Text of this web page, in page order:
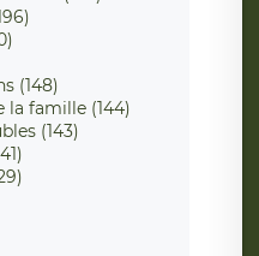
(148)
famille (144)
(143)